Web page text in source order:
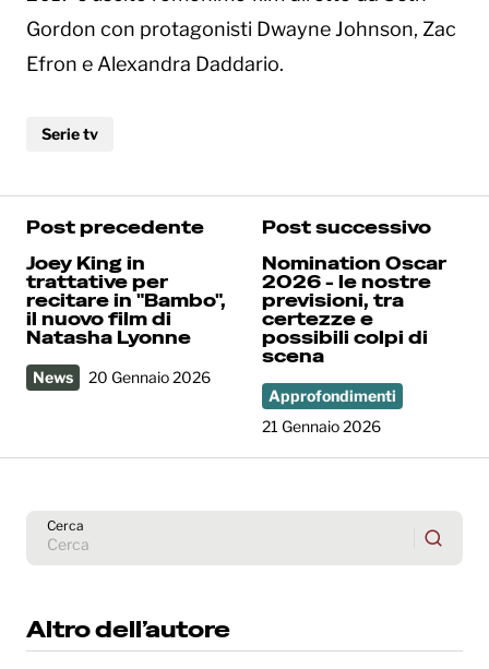
Gordon con protagonisti Dwayne Johnson, Zac
Efron e Alexandra Daddario.
Serie tv
Post precedente
Joey King in
trattative per
recitare in "Bambo",
il nuovo film di
Natasha Lyonne
News 20 Gennaio 2026
Post successivo
Nomination Oscar
2026 - le nostre
previsioni, tra
certezze e
possibili colpi di
scena
Approfondimenti
21 Gennaio 2026
Cerca
Altro dell’autore